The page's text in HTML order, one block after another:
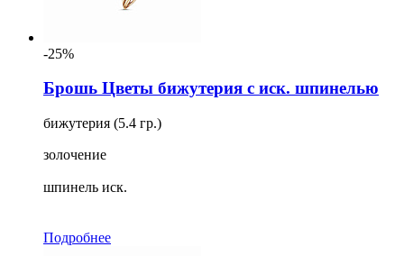
-25%
Брошь Цветы бижутерия с иск. шпинелью
бижутерия (5.4 гр.)
золочение
шпинель иск.
Подробнее